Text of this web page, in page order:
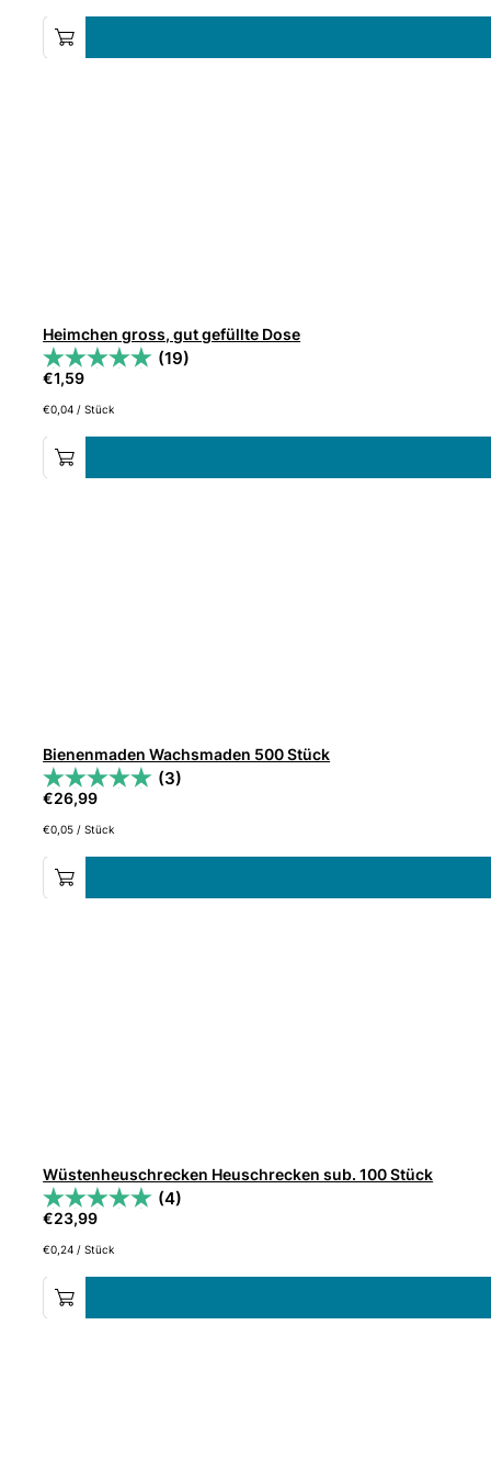
Heimchen gross, gut gefüllte Dose
(19)
€1,59
€0,04 /Stück
Bienenmaden Wachsmaden 500 Stück
(3)
€26,99
€0,05 /Stück
Wüstenheuschrecken Heuschrecken sub. 100 Stück
(4)
€23,99
€0,24 /Stück